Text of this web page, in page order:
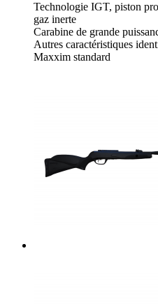
Technologie IGT, piston
gaz inerte
Carabine de grande
Autres caractéristiques
Maxxim standard